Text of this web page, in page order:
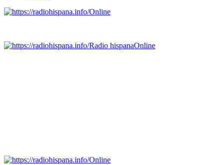
Online
Radio hispanaOnline
Online